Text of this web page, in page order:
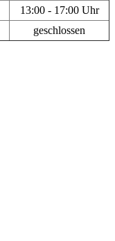
13:00 - 17:00 Uhr
geschlossen